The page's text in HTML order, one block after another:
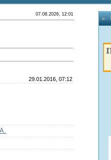
07.08.2026, 12:01
29.01.2016, 07:12